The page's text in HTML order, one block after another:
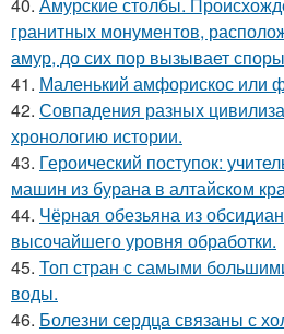
40. Амурские столбы.
гранитных монументов,
амур, до сих пор вызывает
41. Маленький амфорискос или
42. Совпадения разных
хронологию истории.
43. Героический поступок:
машин из бурана в алтайском
44. Чёрная обезьяна из
высочайшего уровня обработки.
45. Топ стран с самыми
воды.
46. Болезни сердца связаны с